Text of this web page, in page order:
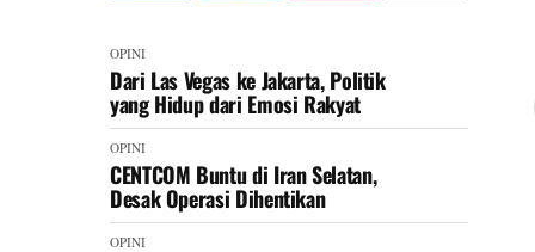
OPINI
Dari Las Vegas ke Jakarta, Politik
yang Hidup dari Emosi Rakyat
OPINI
CENTCOM Buntu di Iran Selatan,
Desak Operasi Dihentikan
OPINI